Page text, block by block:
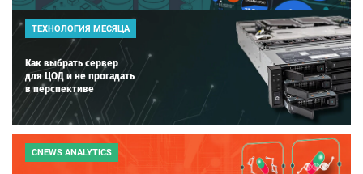
ТЕХНОЛОГИЯ МЕСЯЦА
Как выбрать сервер
для ЦОД и не прогадать
в перспективе
CNEWS ANALYTICS